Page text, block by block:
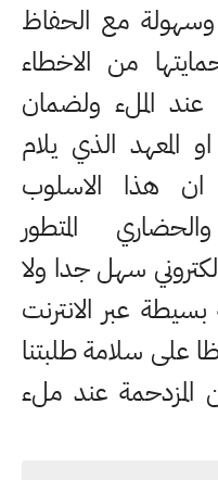
مع الحفاظ
من الاخطاء
الملء ولضمان
المعهد الذي يلام
هذا الاسلوب
المتطور
سهل جدا ولا
عبر الانترنت
على سلامة طلبتنا
المزدحمة عند ملء